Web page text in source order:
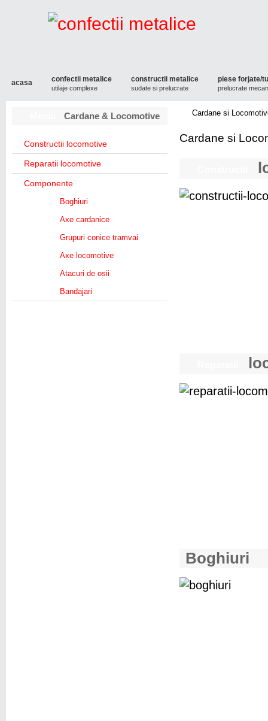
acasa confectii metalice
utilaje complexe
constructii metalice
sudate si prelucrate
piese forjate/
prelucrate
Cardane si
Cardane si
Boghiuri
Cardane & Locomotive
Constructii locomotive
Reparatii locomotive
Componente
Boghiuri
Axe cardanice
Grupuri conice tramvai
Axe locomotive
Atacuri de osii
Bandajari